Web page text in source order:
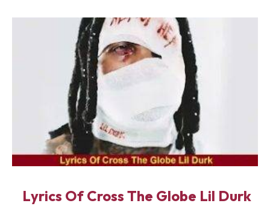
Lyrics Of Cross The Globe Lil Durk